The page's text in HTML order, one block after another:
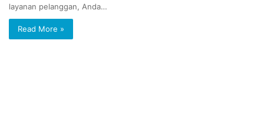
layanan pelanggan, Anda…
Read More »